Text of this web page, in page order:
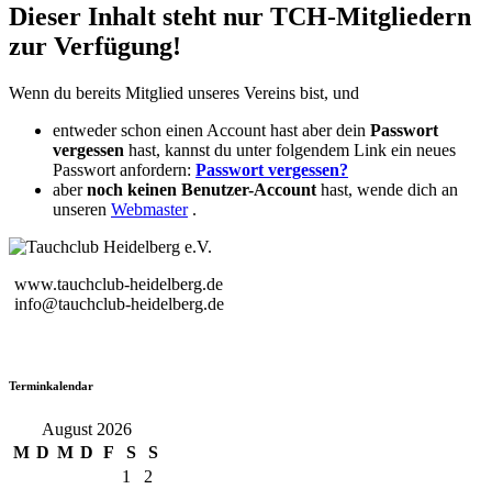
Dieser Inhalt steht nur TCH-Mitgliedern
zur Verfügung!
Wenn du bereits Mitglied unseres Vereins bist, und
entweder schon einen Account hast aber dein Passwort
vergessen hast, kannst du unter folgendem Link ein neues
Passwort anfordern: Passwort vergessen?
abernoch keinen Benutzer-Account hast, wende dich an
unseren Webmaster.
www.tauchclub-heidelberg.de
info@tauchclub-heidelberg.de
Terminkalendar
August 2026
M D M D F S
S
1
2